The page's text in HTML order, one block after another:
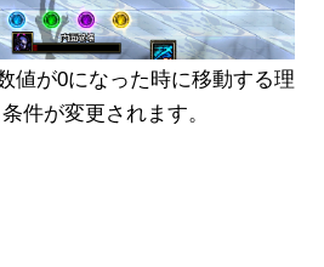
値が0になった時に移動する理
件が変更されます。